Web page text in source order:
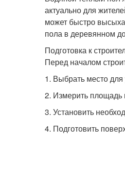
актуально для
может быстро
пола в деревянном
Подготовка к
Перед началом
1. Выбрать место для
2. Измерить
3. Установить
4. Подготовить